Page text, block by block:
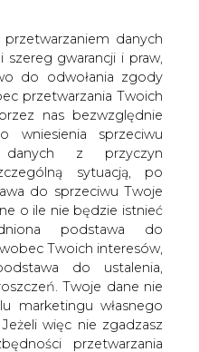
danych
szereg gwarancji i praw,
do odwołania zgody
przetwarzania Twoich
nas bezwzględnie
wniesienia sprzeciwu
danych z przyczyn
sytuacją, po
do sprzeciwu Twoje
o ile nie będzie istnieć
podstawa do
Twoich interesów,
do ustalenia,
Twoje dane nie
marketingu własnego
więc nie zgadzasz
przetwarzania
Gramwzielone.pl,
Abu
kierunki w
źródeł
uruchomieniem instalacji,
na świecie wirtualną
ogromny magazyn energii
dotąd szerzej w